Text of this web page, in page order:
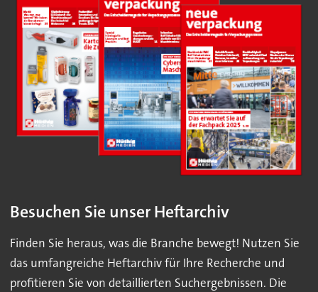
Besuchen Sie unser Heftarchiv
Finden Sie heraus, was die Branche bewegt! Nutzen Sie
das umfangreiche Heftarchiv für Ihre Recherche und
profitieren Sie von detaillierten Suchergebnissen. Die